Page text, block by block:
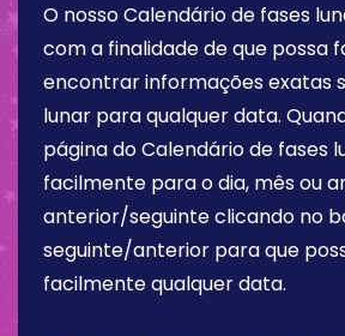
O nosso Calendário de fases
com a finalidade de que possa
encontrar informações exatas
lunar para qualquer data.
página do Calendário de fases
facilmente para o dia, mês ou
anterior/seguinte clicando no
seguinte/anterior para que
facilmente qualquer data.